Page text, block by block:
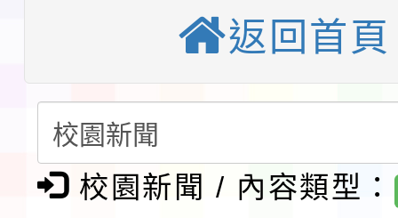
程安排一案
「桃園市補助參觀特色
展演活動實施計畫」
請一案
教育部校安中心白海豚
報
淨零綠領人才培育課程
檢送桃園市115學年度
返回首頁
校園新聞 / 內容類型：